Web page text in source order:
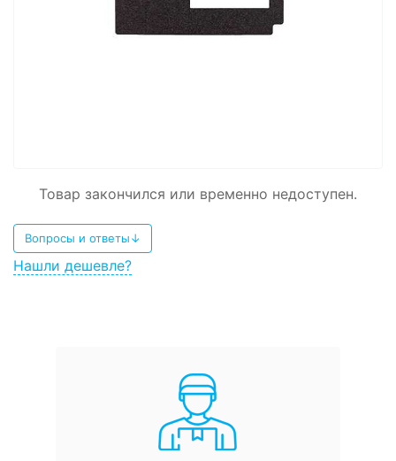
Товар закончился или временно недоступен.
Вопросы и ответы↓
Нашли дешевле?